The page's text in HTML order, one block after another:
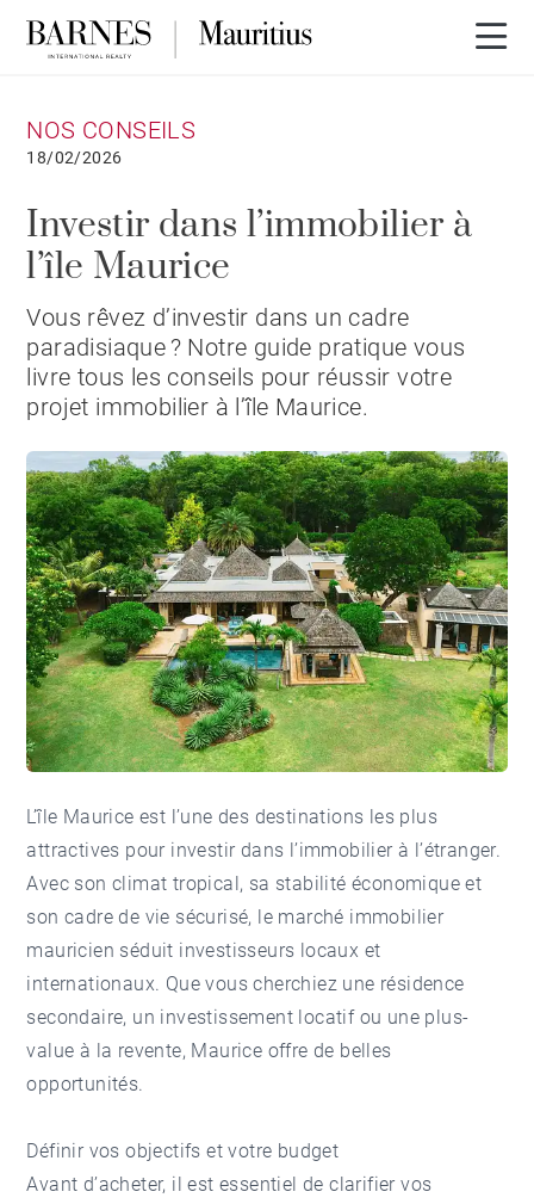
NOS CONSEILS
18/02/2026
Investir dans l’immobilier à
l’île Maurice
Vous rêvez d’investir dans un cadre
paradisiaque ? Notre guide pratique vous
livre tous les conseils pour réussir votre
projet immobilier à l’île Maurice.
L’île Maurice est l’une des destinations les plus
attractives pour investir dans l’immobilier à l’étranger.
Avec son climat tropical, sa stabilité économique et
son cadre de vie sécurisé, le marché immobilier
mauricien séduit investisseurs locaux et
internationaux. Que vous cherchiez une résidence
secondaire, un investissement locatif ou une plus-
value à la revente, Maurice offre de belles
opportunités.
Définir vos objectifs et votre budget
Avant d’acheter, il est essentiel de clarifier vos